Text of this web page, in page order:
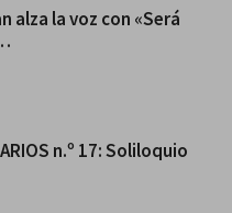
alza la voz con «Será
n.º 17: Soliloquio